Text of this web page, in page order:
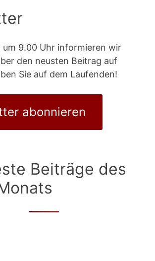
um 9.00 Uhr informieren wir
den neusten Beitrag auf
Sie auf dem Laufenden!
abonnieren
Beiträge des